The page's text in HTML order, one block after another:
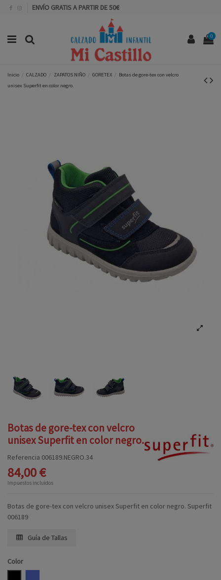
ENVÍO GRATIS A PARTIR DE 50€
0
Inicio CALZADO ZAPATOS NIÑO GORETEX
Botas de gore-tex con velcro
unisex Superfit en color negro.
Botas de gore-tex con velcro
unisex Superfit en color negro.
Referencia 006189.NEGRO.34
84,00 €
Impuestos incluidos
Botas de gore-tex con velcro unisex Superfit en color negro. Superfit
006189
Guía de Tallas
Color